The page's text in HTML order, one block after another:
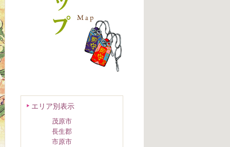
エリア別表示
茂原市
長生郡
市原市